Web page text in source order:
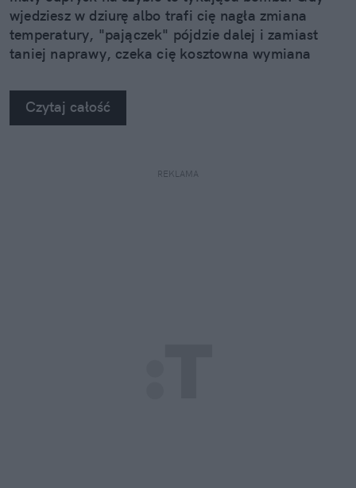
wjedziesz w dziurę albo trafi cię nagła zmiana
temperatury, "pajączek" pójdzie dalej i zamiast
taniej naprawy, czeka cię kosztowna wymiana
na własne oczy zobaczyć, jak profesjonaliści radzą
sobie z takimi uszkodzeniami.
Czytaj całość
REKLAMA